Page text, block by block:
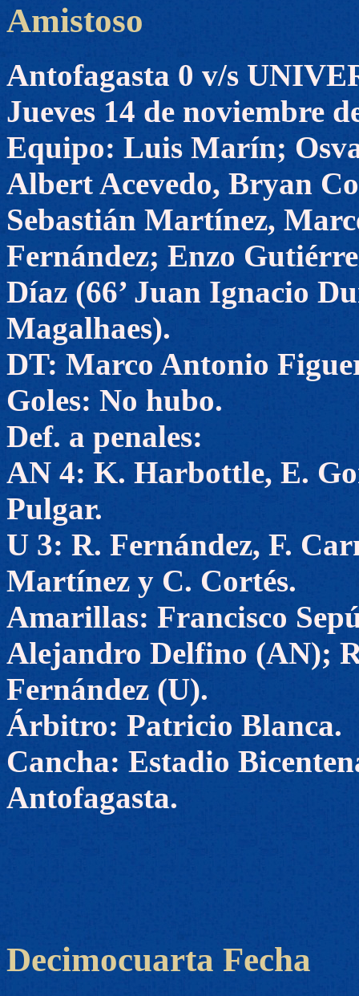
Amistoso
Antofagasta 0 v/s
Jueves 14 de noviembre
Equipo: Luis Marín;
Albert Acevedo, Bryan
Sebastián Martínez,
Fernández; Enzo
Díaz (66’ Juan Ignacio
Magalhaes).
DT: Marco Antonio
Goles: No hubo.
Def. a penales:
AN 4: K. Harbottle, E.
Pulgar.
U 3: R. Fernández, F.
Martínez y C. Cortés.
Amarillas: Francisco
Alejandro Delfino (AN);
Fernández (U).
Árbitro: Patricio Blanca.
Cancha: Estadio
Antofagasta.
Decimocuarta Fecha